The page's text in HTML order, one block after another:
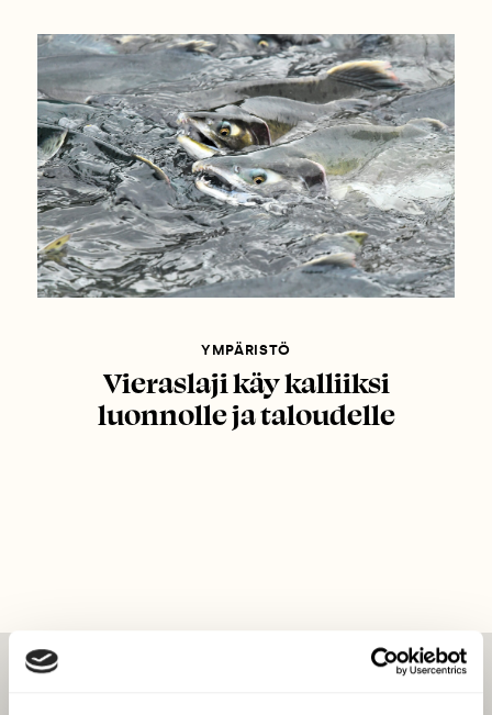
YMPÄRISTÖ
Vieraslaji käy kalliiksi
luonnolle ja taloudelle